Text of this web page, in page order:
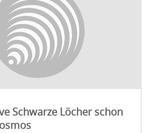
Schwarze Löcher schon